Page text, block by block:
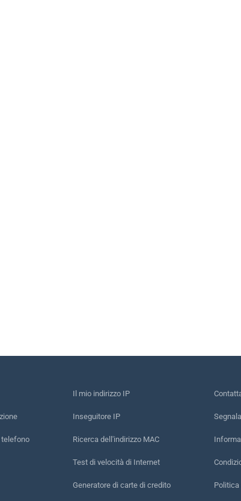
telefono
Il mio indirizzo IP
Inseguitore IP
Ricerca dell'indirizzo MAC
Test di velocità di Internet
Generatore di carte di credito